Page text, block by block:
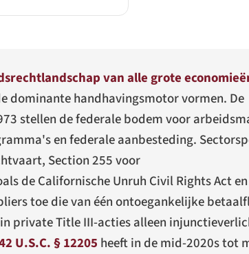
van alle grote
dominante handhavingsmotor vormen. De
stellen de federale bodem voor
en federale aanbesteding.
Section 255 voor
de Californische Unruh Civil Rights Act
toe die van één ontoegankelijke
private Title III-acties alleen
U.S.C. § 12205 heeft in de mid-2020s tot